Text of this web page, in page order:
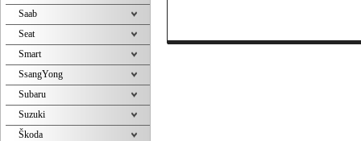
Saab
Seat
Smart
SsangYong
Subaru
Suzuki
Škoda